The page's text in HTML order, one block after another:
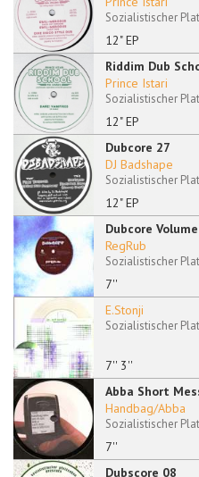
12" EP
Sozialistischer
Riddim Dub
12" EP
Prince Istari
Sozialistischer
Dubcore 27
12" EP
DJ Badshape
Sozialistischer
Dubcore
7''
RegRub
Sozialistischer
7'' 3''
E.Stonji
Sozialistischer
Abba Short
7''
Handbag/Abba
Sozialistischer
Dubscore 08